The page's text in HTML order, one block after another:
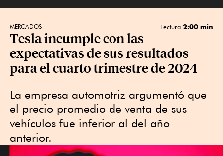
MERCADOS Lectura 2:00 min
Tesla incumple con las
expectativas de sus resultados
para el cuarto trimestre de 2024
La empresa automotriz argumentó que
el precio promedio de venta de sus
vehículos fue inferior al del año
anterior.